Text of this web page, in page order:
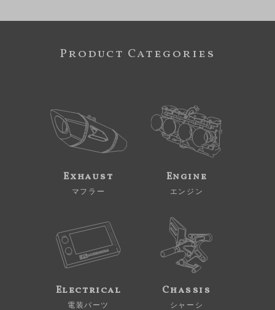
Product Categories
Exhaust
マフラー
Engine
エンジン
Electrical
電装パーツ
Chassis
シャーシ